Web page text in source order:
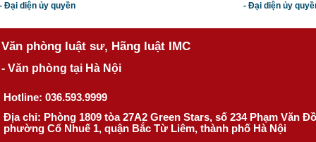
Đại diện ủy quyền
- Đại diện ủy
Văn phòng luật sư, Hãng luật IMC
- Văn phòng tại Hà Nội
Hotline: 036.593.9999
Địa chỉ: Phòng 1809 tòa 27A2 Green Stars, số 234 Phạm Văn
phường Cổ Nhuế 1, quận Bắc Từ Liêm, thành phố Hà Nội